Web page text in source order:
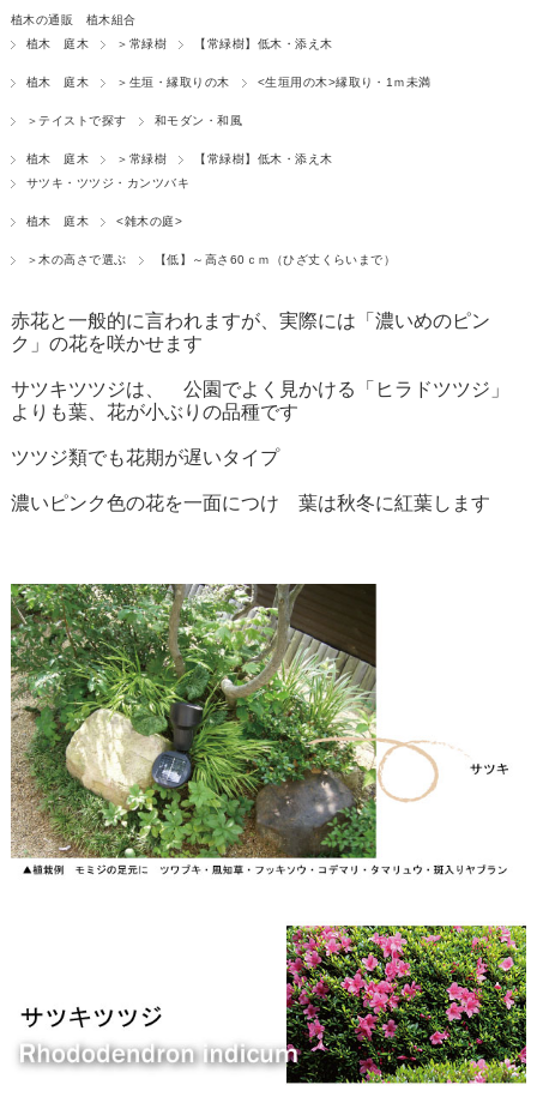
植木の通販 植木組合
植木 庭木
＞常緑樹 【常緑樹】低木・添え木
植木 庭木 ＞生垣・縁取りの木 <生垣用の木>縁取り・1ｍ未満
＞テイストで探す 和モダン・和風
植木 庭木 ＞常緑樹
【常緑樹】低木・添え木
サツキ・ツツジ・カンツバキ
植木 庭木 <雑木の庭>
＞木の高さで選ぶ 【低】～高さ60ｃｍ（ひざ丈くらいまで）
赤花と一般的に言われますが、実際には「濃いめのピン
ク」の花を咲かせます
サツキツツジは、 公園でよく見かける「ヒラドツツジ」
よりも葉、花が小ぶりの品種です
ツツジ類でも花期が遅いタイプ
濃いピンク色の花を一面につけ 葉は秋冬に紅葉します